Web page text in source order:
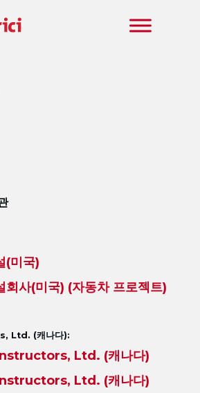
(미국)
회사(미국) (자동차 프로젝트)
Ltd. (캐나다):
Ltd. (캐나다)
Ltd. (캐나다)